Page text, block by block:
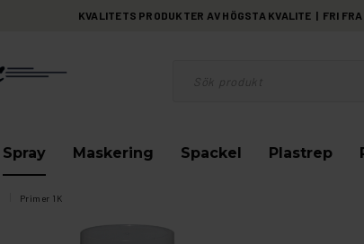
KVALITETS PRODUKTER AV HÖGSTA KVALITE | FRI
Spray Maskering Spackel Plastrep
Primer 1K